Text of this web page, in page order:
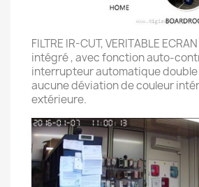
FILTRE IR-CUT, VERITABLE
intégré , avec fonction auto-
interrupteur automatique
aucune déviation de couleur
extérieure.